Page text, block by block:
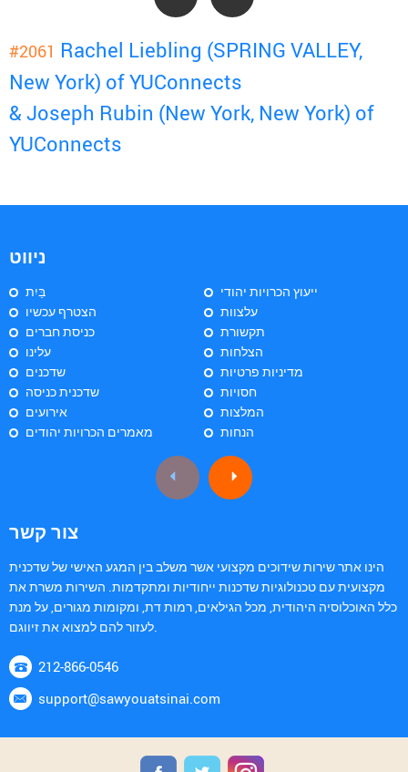
#2061 Rachel Liebling (SPRING VALLEY,
New York) of YUConnects
& Joseph Rubin (New York, New York) of
YUConnects
ניווט
בַּיִת
הצטרף עכשיו
כניסת חברים
עלינו
שדכנים
שדכנית כניסה
אירועים
מאמרים הכרויות יהודים
ייעוץ הכרויות יהודי
עלצוות
תקשורת
הצלחות
מדיניות פרטיות
חסויות
המלצות
הנחות
צור קשר
הינו אתר שירות שידוכים מקצועי אשר משלב בין המגע האישי של שדכנית
מקצועית עם טכנולוגיות שדכנות ייחודיות ומתקדמות. השירות משרת את
כלל האוכלוסיה היהודית, מכל הגילאים, רמות דת, ומקומות מגורים, על מנת
לעזור להם למצוא את זיווגם.
212-866-0546
support@sawyouatsinai.com